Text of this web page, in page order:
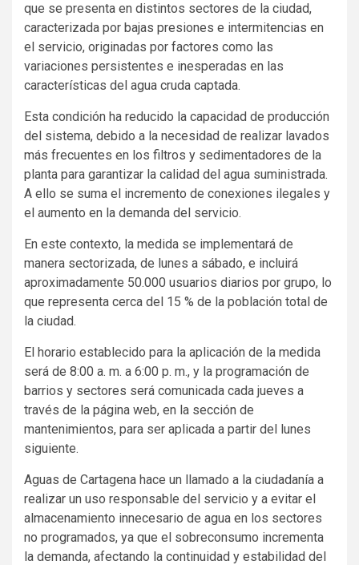
que se presenta en distintos sectores de la ciudad,
caracterizada por bajas presiones e intermitencias en
el servicio, originadas por factores como las
variaciones persistentes e inesperadas en las
características del agua cruda captada.
Esta condición ha reducido la capacidad de producción
del sistema, debido a la necesidad de realizar lavados
más frecuentes en los filtros y sedimentadores de la
planta para garantizar la calidad del agua suministrada.
A ello se suma el incremento de conexiones ilegales y
el aumento en la demanda del servicio.
En este contexto, la medida se implementará de
manera sectorizada, de lunes a sábado, e incluirá
aproximadamente 50.000 usuarios diarios por grupo, lo
que representa cerca del 15 % de la población total de
la ciudad.
El horario establecido para la aplicación de la medida
será de 8:00 a. m. a 6:00 p. m., y la programación de
barrios y sectores será comunicada cada jueves a
través de la página web, en la sección de
mantenimientos, para ser aplicada a partir del lunes
siguiente.
Aguas de Cartagena hace un llamado a la ciudadanía a
realizar un uso responsable del servicio y a evitar el
almacenamiento innecesario de agua en los sectores
no programados, ya que el sobreconsumo incrementa
la demanda, afectando la continuidad y estabilidad del